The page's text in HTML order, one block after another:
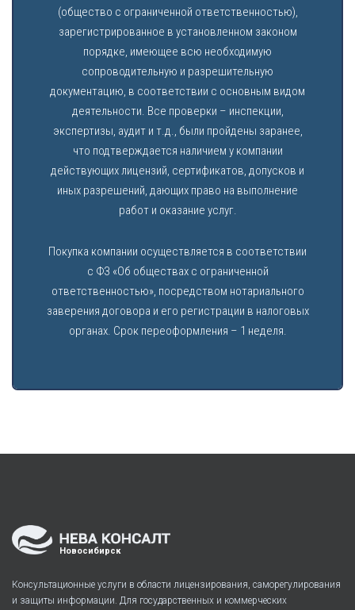
(общество с ограниченной ответственностью),
зарегистрированное в установленном законом
порядке, имеющее всю необходимую
сопроводительную и разрешительную
документацию, в соответствии с основным видом
деятельности. Все проверки – инспекции,
экспертизы, аудит и т.д., были пройдены заранее,
что подтверждается наличием у компании
действующих лицензий, сертификатов, допусков и
иных разрешений, дающих право на выполнение
работ и оказание услуг.
Покупка компании осуществляется в соответствии
с ФЗ «Об обществах с ограниченной
ответственностью», посредством нотариального
заверения договора и его регистрации в налоговых
органах. Срок переоформления – 1 неделя.
Новосибирск
Консультационные услуги в области лицензирования, саморегулирования
и защиты информации. Для государственных и коммерческих